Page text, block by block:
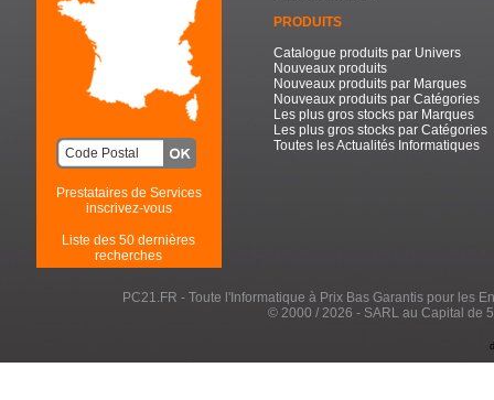
Prestataires de Services
inscrivez-vous
Liste des 50 dernières
recherches
PRODUITS
Catalogue produits par Univers
Nouveaux produits
Nouveaux produits par Marques
Nouveaux produits par Catégories
Les plus gros stocks par Marques
Les plus gros stocks par Catégories
Toutes les Actualités Informatiques
PC21.FR - Toute l'Informatique à Prix Bas Garantis pour les
© 2000 / 2026 - SARL au Capital de